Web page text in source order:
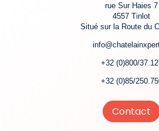
rue Sur Haies 7
4557 Tinlot
Situé sur la Route du
+32 (0)800/
+32 (0)85/
Contact